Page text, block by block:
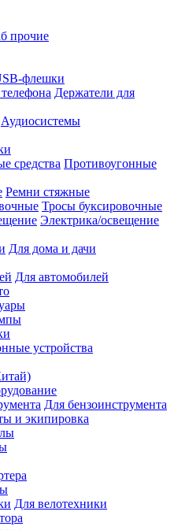
прочие
флешки
Держатели для
Аудиосистемы
Противоугонные
Ремни стяжные
Тросы буксировочные
Электрика/освещение
Для дома и дачи
Для автомобилей
устройства
Для бензоинструмента
и экипировка
Для велотехники